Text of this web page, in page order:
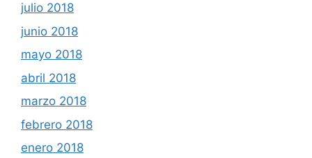
julio 2018
junio 2018
mayo 2018
abril 2018
marzo 2018
febrero 2018
enero 2018